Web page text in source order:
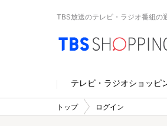
TBS放送のテレビ・ラジオ番組の
テレビ・ラジオショッピ
トップ ログイン